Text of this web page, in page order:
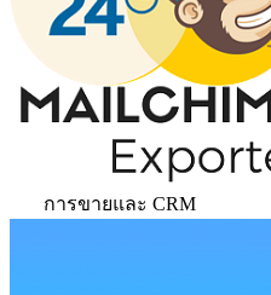
การขายและ CRM